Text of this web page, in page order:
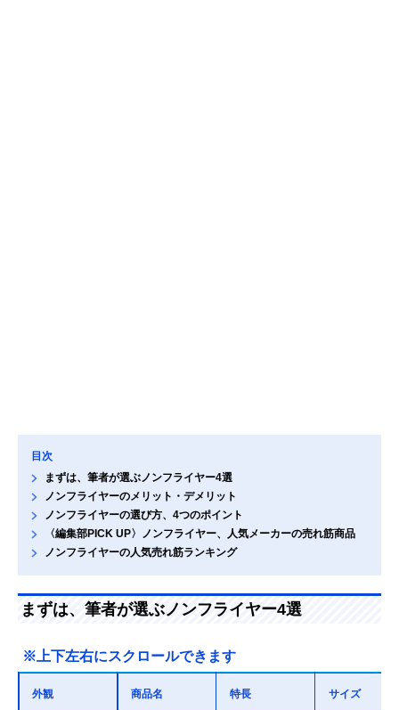
目次
まずは、筆者が選ぶノンフライヤー4選
ノンフライヤーのメリット・デメリット
ノンフライヤーの選び方、4つのポイント
〈編集部PICK UP〉ノンフライヤー、人気メーカーの売れ筋商品
ノンフライヤーの人気売れ筋ランキング
まずは、筆者が選ぶノンフライヤー4選
※上下左右にスクロールできます
外観 商品名 特長 サイズ